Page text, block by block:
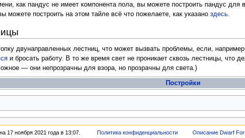
как пандус не имеет компонента пола, вы можете построить пандус
можете построить на этом тайле всё что пожелаете, как указано здесь.
двунаправленных лестниц, что может вызвать проблемы, если,
и бросать работу. В то же время свет не проникает сквозь лестницы, что
— они непрозрачны для взора, но прозрачны для света.)
Постройки
17 ноября 2021 года в 13:07. Политика конфиденциальности Описание Dwarf